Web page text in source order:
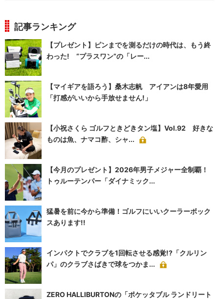
記事ランキング
【プレゼント】ピンまでを測るだけの時代は、もう終
わった! “プラスワン”の「レー...
【マイギアを語ろう】桑木志帆 アイアンは8年愛用
「打感がいいから手放せません!」
【小祝さくら ゴルフときどきタン塩】Vol.92 好きな
ものは魚、ナマコ酢、シャ...
【今月のプレゼント】2026年男子メジャー全制覇！
トゥルーテンパー「ダイナミック...
猛暑を前に今から準備！ゴルフにいいクーラーボック
スあります!!
インパクトでクラブを1回転させる感覚!?「クルリン
パ」のクラブさばきで球をつかま...
ZERO HALLIBURTONの「ポケッタブル ランドリート